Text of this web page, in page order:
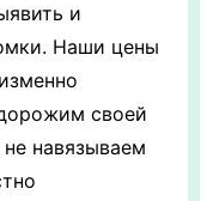
и
Наши цены
своей
навязываем